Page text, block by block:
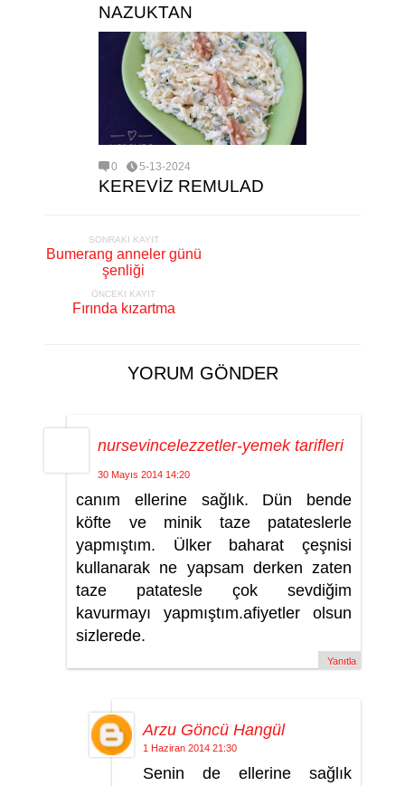
NAZUKTAN
0 5-13-2024
KEREVİZ REMULAD
SONRAKI KAYIT
Bumerang anneler günü
şenliği
ÖNCEKI KAYIT
Fırında kızartma
YORUM GÖNDER
nursevincelezzetler-yemek tarifleri
30 Mayıs 2014 14:20
canım ellerine sağlık. Dün bende
köfte ve minik taze patateslerle
yapmıştım. Ülker baharat çeşnisi
kullanarak ne yapsam derken zaten
taze patatesle çok sevdiğim
kavurmayı yapmıştım.afiyetler olsun
sizlerede.
Yanıtla
Arzu Göncü Hangül
1 Haziran 2014 21:30
Senin de ellerine sağlık